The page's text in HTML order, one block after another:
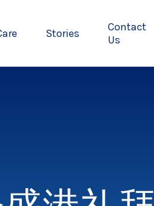
Stories
Contact
Us